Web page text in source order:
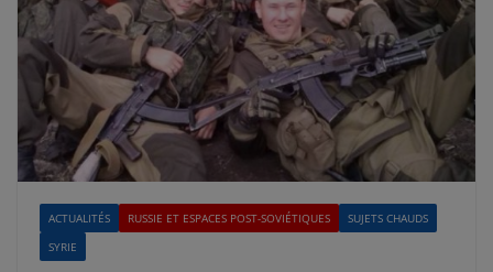
ACTUALITÉS RUSSIE ET ESPACES POST-SOVIÉTIQUES
SUJETS CHAUDS
SYRIE